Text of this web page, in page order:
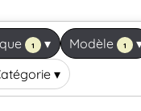
1 ▾ Modèle 1
▾